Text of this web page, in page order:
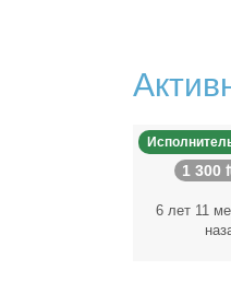
1 300
6 лет 11